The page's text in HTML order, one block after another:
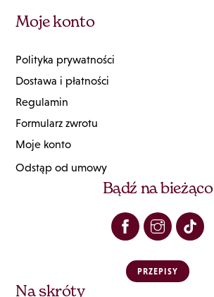
Moje konto
Polityka prywatności
Dostawa i płatności
Regulamin
Formularz zwrotu
Moje konto
Odstąp od umowy
Bądź na bieżąco
PRZEPISY
Na skróty